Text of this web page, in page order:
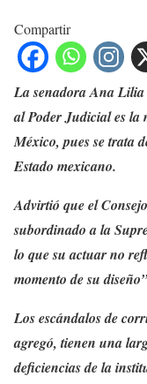
Compartir
La senadora Ana
al Poder Judicial es la
México, pues se trata
Estado mexicano.
Advirtió que el
subordinado a la
lo que su actuar no
momento de su
Los escándalos de
agregó, tienen una
deficiencias de la